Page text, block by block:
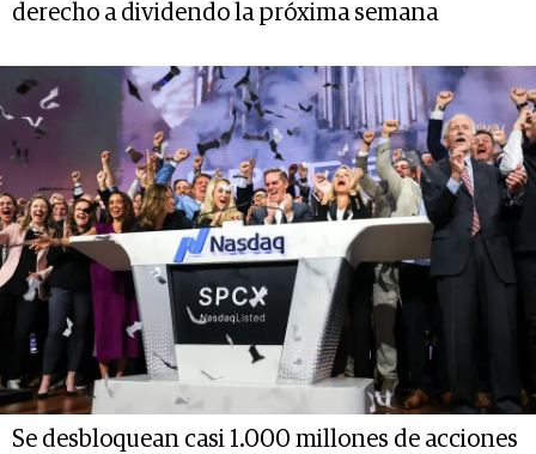
derecho a dividendo la próxima semana
Se desbloquean casi 1.000 millones de acciones